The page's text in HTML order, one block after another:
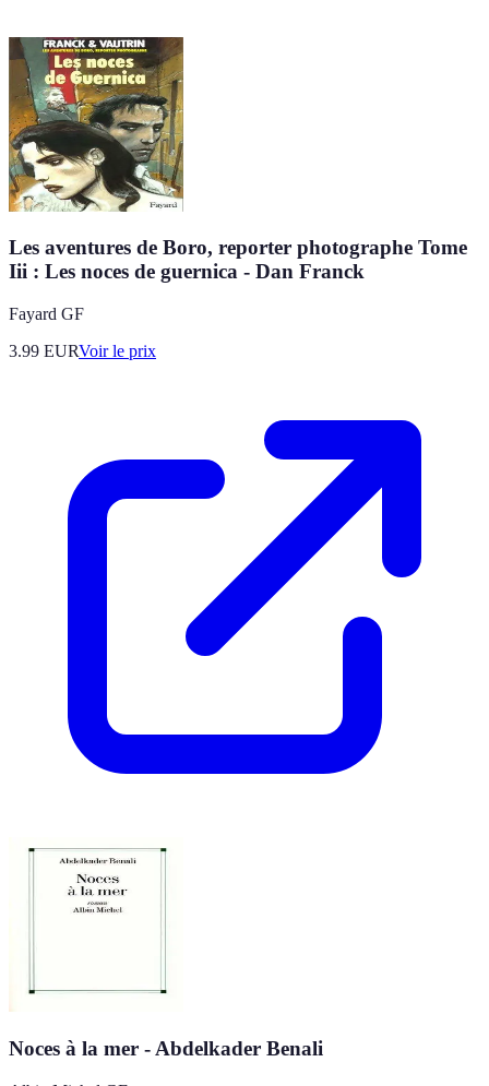
Les aventures de Boro, reporter photographe Tome
Iii : Les noces de guernica - Dan Franck
Fayard GF
3.99 EURVoir le prix
Noces à la mer - Abdelkader Benali